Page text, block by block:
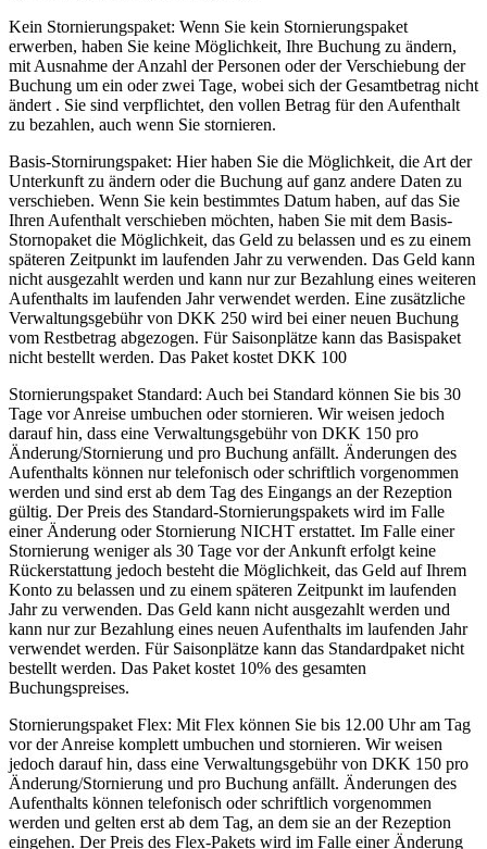
Kein Stornierungspaket: Wenn Sie kein Stornierungspaket
erwerben, haben Sie keine Möglichkeit, Ihre Buchung zu ändern,
mit Ausnahme der Anzahl der Personen oder der Verschiebung der
Buchung um ein oder zwei Tage, wobei sich der Gesamtbetrag nicht
ändert . Sie sind verpflichtet, den vollen Betrag für den Aufenthalt
zu bezahlen, auch wenn Sie stornieren.
Basis-Stornirungspaket: Hier haben Sie die Möglichkeit, die Art der
Unterkunft zu ändern oder die Buchung auf ganz andere Daten zu
verschieben. Wenn Sie kein bestimmtes Datum haben, auf das Sie
Ihren Aufenthalt verschieben möchten, haben Sie mit dem Basis-
Stornopaket die Möglichkeit, das Geld zu belassen und es zu einem
späteren Zeitpunkt im laufenden Jahr zu verwenden. Das Geld kann
nicht ausgezahlt werden und kann nur zur Bezahlung eines weiteren
Aufenthalts im laufenden Jahr verwendet werden. Eine zusätzliche
Verwaltungsgebühr von DKK 250 wird bei einer neuen Buchung
vom Restbetrag abgezogen. Für Saisonplätze kann das Basispaket
nicht bestellt werden. Das Paket kostet DKK 100
Stornierungspaket Standard: Auch bei Standard können Sie bis 30
Tage vor Anreise umbuchen oder stornieren. Wir weisen jedoch
darauf hin, dass eine Verwaltungsgebühr von DKK 150 pro
Änderung/Stornierung und pro Buchung anfällt. Änderungen des
Aufenthalts können nur telefonisch oder schriftlich vorgenommen
werden und sind erst ab dem Tag des Eingangs an der Rezeption
gültig. Der Preis des Standard-Stornierungspakets wird im Falle
einer Änderung oder Stornierung NICHT erstattet. Im Falle einer
Stornierung weniger als 30 Tage vor der Ankunft erfolgt keine
Rückerstattung jedoch besteht die Möglichkeit, das Geld auf Ihrem
Konto zu belassen und zu einem späteren Zeitpunkt im laufenden
Jahr zu verwenden. Das Geld kann nicht ausgezahlt werden und
kann nur zur Bezahlung eines neuen Aufenthalts im laufenden Jahr
verwendet werden. Für Saisonplätze kann das Standardpaket nicht
bestellt werden. Das Paket kostet 10% des gesamten
Buchungspreises.
Stornierungspaket Flex: Mit Flex können Sie bis 12.00 Uhr am Tag
vor der Anreise komplett umbuchen und stornieren. Wir weisen
jedoch darauf hin, dass eine Verwaltungsgebühr von DKK 150 pro
Änderung/Stornierung und pro Buchung anfällt. Änderungen des
Aufenthalts können telefonisch oder schriftlich vorgenommen
werden und gelten erst ab dem Tag, an dem sie an der Rezeption
eingehen. Der Preis des Flex-Pakets wird im Falle einer Änderung